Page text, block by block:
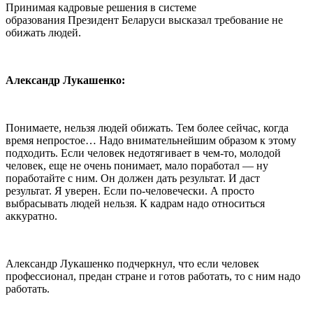
Принимая кадровые решения в системе
образования Президент Беларуси высказал требование не
обижать людей.
Александр Лукашенко:
Понимаете, нельзя людей обижать. Тем более сейчас, когда
время непростое… Надо внимательнейшим образом к этому
подходить. Если человек недотягивает в чем-то, молодой
человек, еще не очень понимает, мало поработал — ну
поработайте с ним. Он должен дать результат. И даст
результат. Я уверен. Если по-человечески. А просто
выбрасывать людей нельзя. К кадрам надо относиться
аккуратно.
Александр Лукашенко подчеркнул, что если человек
профессионал, предан стране и готов работать, то с ним надо
работать.